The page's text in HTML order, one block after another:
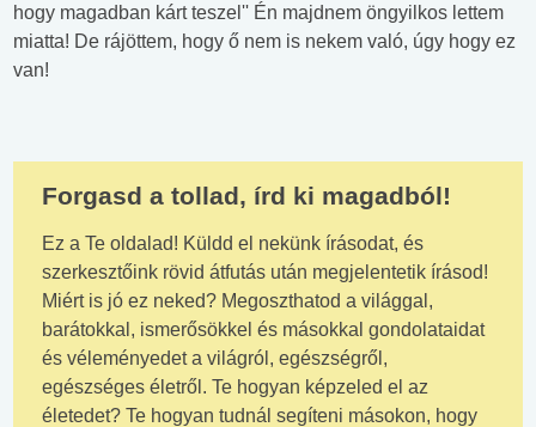
hogy magadban kárt teszel'' Én majdnem öngyilkos lettem
miatta! De rájöttem, hogy ő nem is nekem való, úgy hogy ez
van!
Forgasd a tollad, írd ki magadból!
Ez a Te oldalad! Küldd el nekünk írásodat, és
szerkesztőink rövid átfutás után megjelentetik írásod!
Miért is jó ez neked? Megoszthatod a világgal,
barátokkal, ismerősökkel és másokkal gondolataidat
és véleményedet a világról, egészségről,
egészséges életről. Te hogyan képzeled el az
életedet? Te hogyan tudnál segíteni másokon, hogy